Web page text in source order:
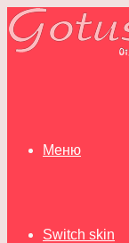
Меню
Switch skin